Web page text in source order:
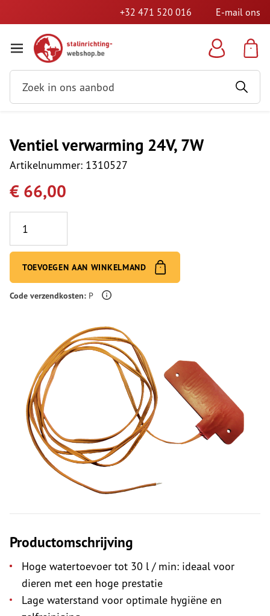
+32 471 520 016 E-mail ons
Ventiel verwarming 24V, 7W
Artikelnummer: 1310527
€ 66,00
TOEVOEGEN AAN WINKELMAND
Code verzendkosten: P Meer informatie over verzendingskosten
Productomschrijving
Hoge watertoevoer tot 30 l / min: ideaal voor
dieren met een hoge prestatie
Lage waterstand voor optimale hygiëne en